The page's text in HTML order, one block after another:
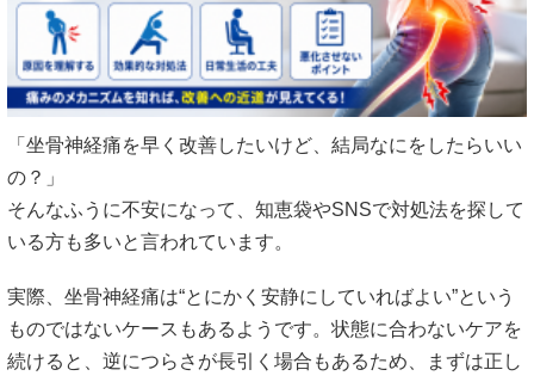
「坐骨神経痛を早く改善したいけど、結局なにをしたらいい
の？」
そんなふうに不安になって、知恵袋やSNSで対処法を探して
いる方も多いと言われています。
実際、坐骨神経痛は“とにかく安静にしていればよい”という
ものではないケースもあるようです。状態に合わないケアを
続けると、逆につらさが長引く場合もあるため、まずは正し